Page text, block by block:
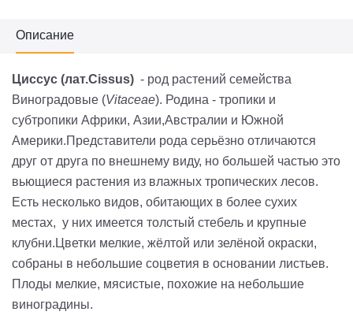
Описание
Циссус (лат.Cissus) - род растений семейства
Виноградовые (Vitaceae). Родина - тропики и
субтропики Африки, Азии,Австралии и Южной
Америки.Представители рода серьёзно отличаются
друг от друга по внешнему виду, но большей частью это
вьющиеся растения из влажных тропических лесов.
Есть несколько видов, обитающих в более сухих
местах, у них имеется толстый стебель и крупные
клубни.Цветки мелкие, жёлтой или зелёной окраски,
собраны в небольшие соцветия в основании листьев.
Плоды мелкие, мясистые, похожие на небольшие
виноградины.